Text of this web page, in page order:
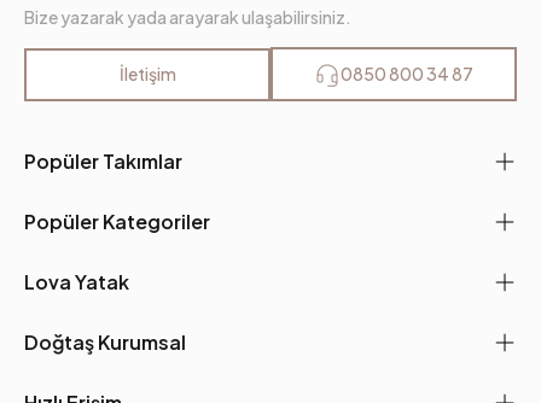
Popüler Takımlar
Popüler Kategoriler
Lova Yatak
Doğtaş Kurumsal
Bize yazarak yada arayarak ulaşabilirsiniz.
İletişim 0850 800 34 87